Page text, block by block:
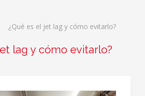
¿Qué es el jet lag y cómo evitarlo?
lag y cómo evitarlo?